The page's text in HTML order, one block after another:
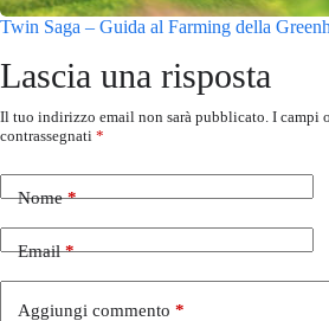
Twin Saga – Guida al Farming della
Lascia una risposta
Il tuo indirizzo email non sarà pubblicato. I campi
contrassegnati *
Nome*
Email*
Aggiungi commento *